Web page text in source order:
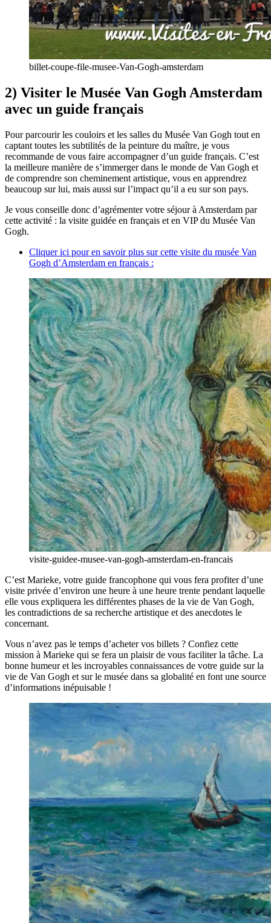
billet-coupe-file-musee-Van-Gogh-amsterdam
2) Visiter le Musée Van Gogh Amsterdam
avec un guide français
Pour parcourir les couloirs et les salles du Musée Van Gogh tout en
captant toutes les subtilités de la peinture du maître, je vous
recommande de vous faire accompagner d’un guide français. C’est
la meilleure manière de s’immerger dans le monde de Van Gogh et
de comprendre son cheminement artistique, vous en apprendrez
beaucoup sur lui, mais aussi sur l’impact qu’il a eu sur son pays.
Je vous conseille donc d’agrémenter votre séjour à Amsterdam par
cette activité : la visite guidée en français et en VIP du Musée Van
Gogh.
Cliquer ici pour en savoir plus sur cette visite du musée Van
Gogh d’Amsterdam en français :
visite-guidee-musee-van-gogh-amsterdam-en-francais
C’est Marieke, votre guide francophone qui vous fera profiter d’une
visite privée d’environ une heure à une heure trente pendant laquelle
elle vous expliquera les différentes phases de la vie de Van Gogh,
les contradictions de sa recherche artistique et des anecdotes le
concernant.
Vous n’avez pas le temps d’acheter vos billets ? Confiez cette
mission à Marieke qui se fera un plaisir de vous faciliter la tâche. La
bonne humeur et les incroyables connaissances de votre guide sur la
vie de Van Gogh et sur le musée dans sa globalité en font une source
d’informations inépuisable !